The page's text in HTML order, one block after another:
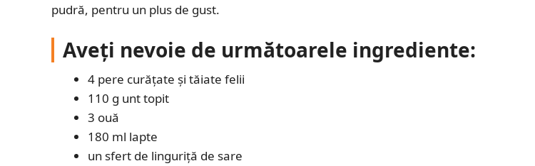
pudră, pentru un plus de gust.
Aveți nevoie de următoarele ingrediente:
4 pere curățate și tăiate felii
110 g unt topit
3 ouă
180 ml lapte
un sfert de linguriță de sare